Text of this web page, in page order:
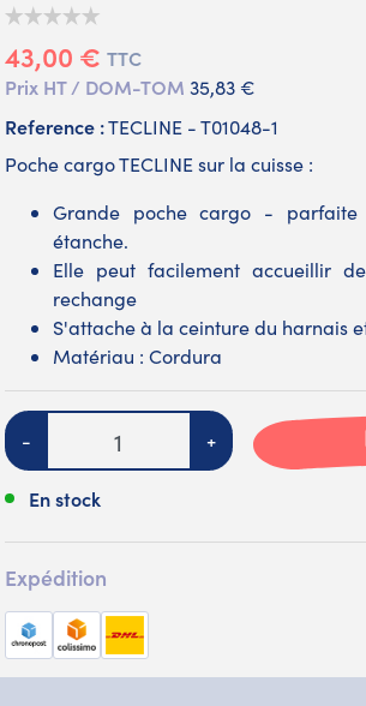
43,00 € TTC
Prix HT / DOM-TOM 35,83 €
Reference :TECLINE - T01048-1
Poche cargo TECLINE sur la cuisse :
Grande poche cargo - parfaite
étanche.
Elle peut facilement accueillir
rechange
S'attache à la ceinture du harnais
Matériau : Cordura
Quantité
- +
En stock
Expédition